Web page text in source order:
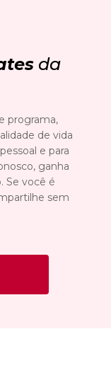
da
programa,
de vida
e para
ganha
Se você é
sem